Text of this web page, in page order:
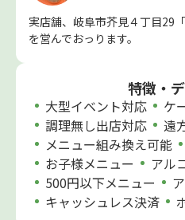
実店舗、岐阜市芥見４丁目29
を営んでおっります。
特徴・
大型イベント対応
ケ
調理無し出店対応
遠
メニュー組み換え可能
お子様メニュー
アル
500円以下メニュー
キャッシュレス決済